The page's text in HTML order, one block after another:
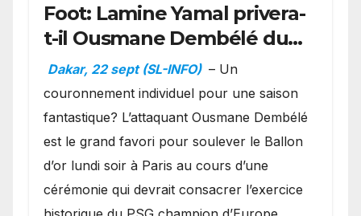
Foot: Lamine Yamal privera-
t-il Ousmane Dembélé du
Ballon d’or ?
Dakar, 22 sept (SL-INFO) – Un
couronnement individuel pour une saison
fantastique? L’attaquant Ousmane Dembélé
est le grand favori pour soulever le Ballon
d’or lundi soir à Paris au cours d’une
cérémonie qui devrait consacrer l’exercice